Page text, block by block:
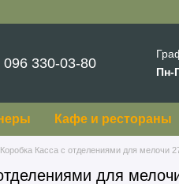
096 330-03-80
Пн-
Кафе и рестораны
Коробка Касса с отделениями для мелочи
для